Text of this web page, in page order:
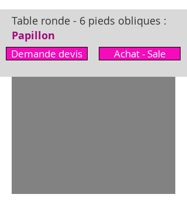
Table ronde - 6 pieds obliques :
Papillon
Demande devis Achat - Sale